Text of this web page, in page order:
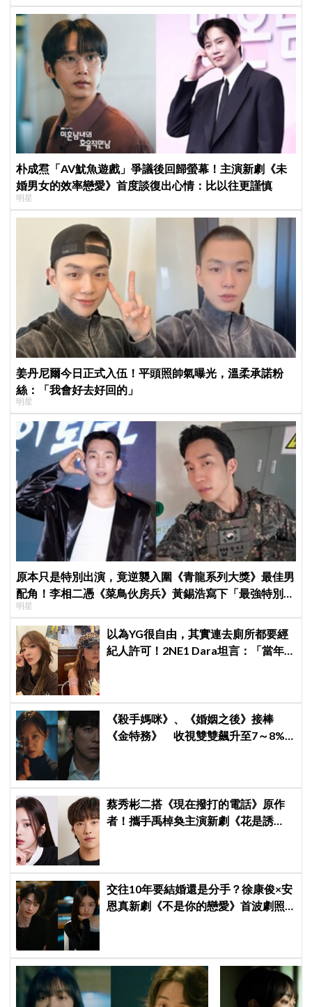
朴成焄「AV魷魚遊戲」爭議後回歸螢幕！主演新劇《未
婚男女的效率戀愛》首度談復出心情：比以往更謹慎
明星
姜丹尼爾今日正式入伍！平頭照帥氣曝光，溫柔承諾粉
絲：「我會好去好回的」
明星
原本只是特別出演，竟逆襲入圍《青龍系列大獎》最佳男
配角！李相二憑《菜鳥伙房兵》黃錫浩寫下「最強特別出
演」傳奇
明星
以為YG很自由，其實連去廁所都要經
紀人許可！2NE1 Dara坦言：「當年
《殺手媽咪》、《婚姻之後》接棒
《金特務》 收視雙雙飆升至7～8%
蔡秀彬二搭《現在撥打的電話》原作
者！攜手禹棹奐主演新劇《花是誘
交往10年要結婚還是分手？徐康俊×安
恩真新劇《不是你的戀愛》首波劇照